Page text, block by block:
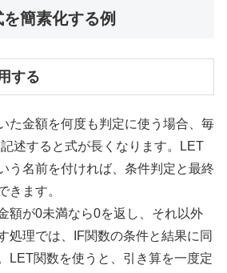
簡素化する例
する
た金額を何度も判定に使う場合、毎
述すると式が長くなります。LET
う名前を付ければ、条件判定と最終
きます。
額が0未満なら0を返し、それ以外
処理では、IF関数の条件と結果に同
LET関数を使うと、引き算を一度定